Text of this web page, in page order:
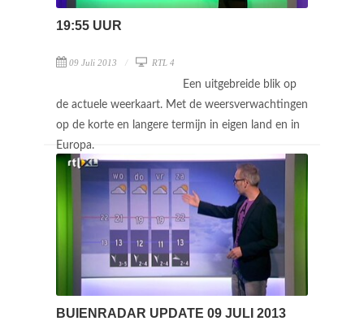
19:55 UUR
09 Juli 2013 RTL 4
Een uitgebreide blik op
de actuele weerkaart. Met de weersverwachtingen
op de korte en langere termijn in eigen land en in
Europa.
BUIENRADAR UPDATE 09 JULI 2013